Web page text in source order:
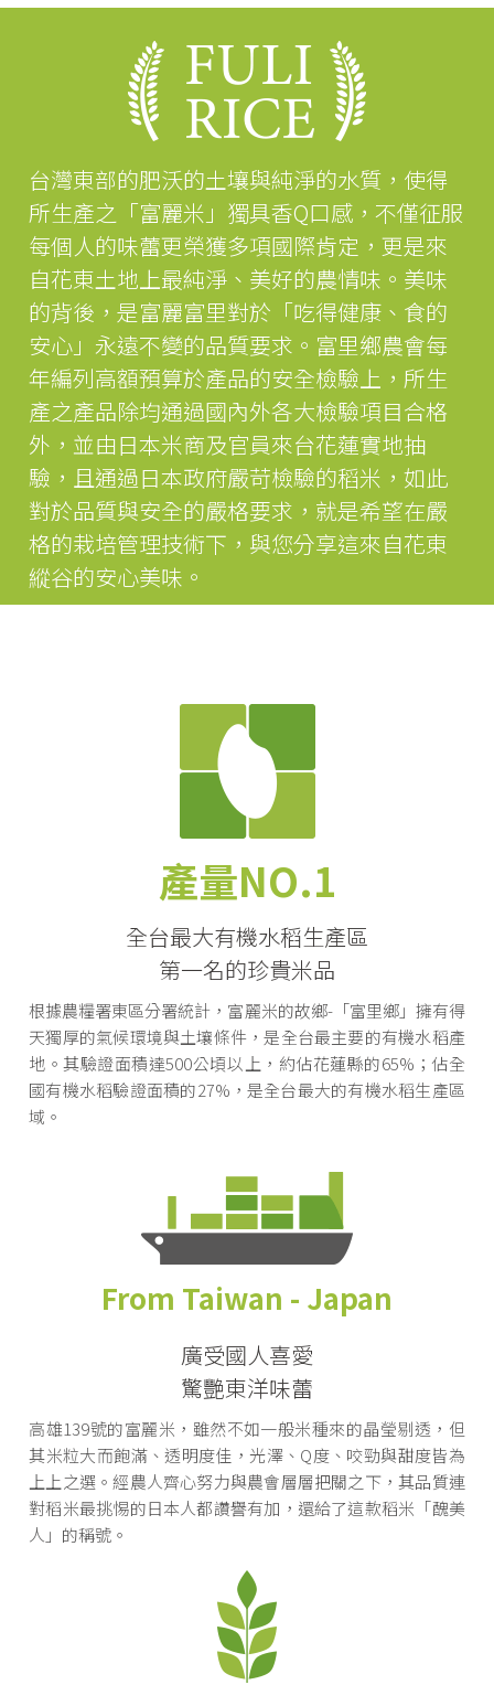
台灣東部的肥沃的土壤與純淨的水質，使得
所生產之「富麗米」獨具香Q口感，不僅征服
每個人的味蕾更榮獲多項國際肯定，更是來
自花東土地上最純淨、美好的農情味。美味
的背後，是富麗富里對於「吃得健康、食的
安心」永遠不變的品質要求。富里鄉農會每
年編列高額預算於產品的安全檢驗上，所生
產之產品除均通過國內外各大檢驗項目合格
外，並由日本米商及官員來台花蓮實地抽
驗，且通過日本政府嚴苛檢驗的稻米，如此
對於品質與安全的嚴格要求，就是希望在嚴
格的栽培管理技術下，與您分享這來自花東
縱谷的安心美味。
產量NO.1
全台最大有機水稻生產區
第一名的珍貴米品
根據農糧署東區分署統計，富麗米的故鄉-「富里鄉」擁有得
天獨厚的氣候環境與土壤條件，是全台最主要的有機水稻產
地。其驗證面積達500公頃以上，約佔花蓮縣的65%；佔全
國有機水稻驗證面積的27%，是全台最大的有機水稻生產區
域。
From Taiwan - Japan
廣受國人喜愛
驚艷東洋味蕾
高雄139號的富麗米，雖然不如一般米種來的晶瑩剔透，但
其米粒大而飽滿、透明度佳，光澤、Q度、咬勁與甜度皆為
上上之選。經農人齊心努力與農會層層把關之下，其品質連
對稻米最挑惕的日本人都讚譽有加，還給了這款稻米「醜美
人」的稱號。